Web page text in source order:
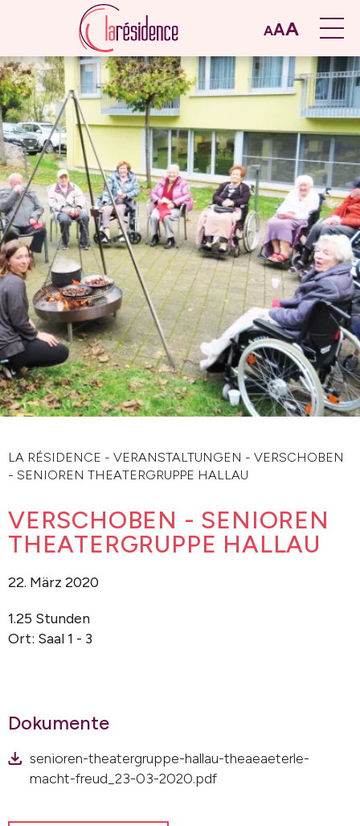
AAA
LA RÉSIDENCE - VERANSTALTUNGEN - VERSCHOBEN
- SENIOREN THEATERGRUPPE HALLAU
VERSCHOBEN - SENIOREN
THEATERGRUPPE HALLAU
22. März 2020
1.25 Stunden
Ort: Saal 1 - 3
Dokumente
senioren-theatergruppe-hallau-theaeaeterle-
macht-freud_23-03-2020.pdf